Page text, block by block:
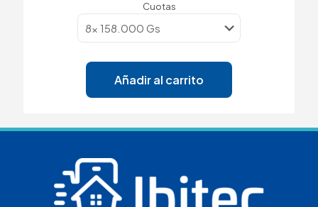
Cuotas
Añadir al carrito